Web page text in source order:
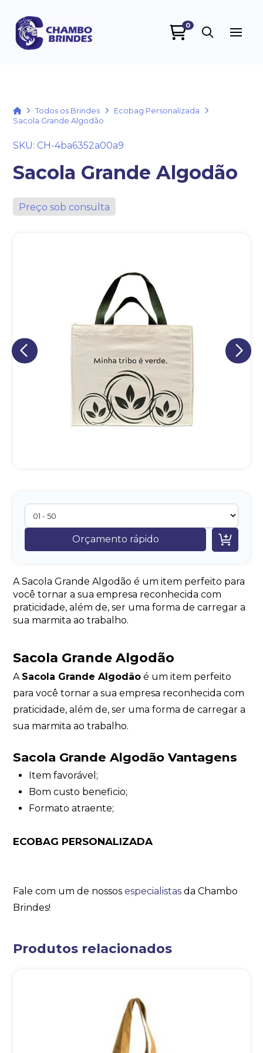
0
HomeTodos os Brindes
Ecobag Personalizada
Sacola Grande Algodão
SKU: CH-4ba6352a00a9
Sacola Grande Algodão
Preço sob consulta
Orçamento rápido 
A Sacola Grande Algodão é um item perfeito para
você tornar a sua empresa reconhecida com
praticidade, além de, ser uma forma de carregar a
sua marmita ao trabalho.
Sacola Grande Algodão
A Sacola Grande Algodão é um item perfeito
para você tornar a sua empresa reconhecida com
praticidade, além de, ser uma forma de carregar a
sua marmita ao trabalho.
Sacola Grande Algodão Vantagens
Item favorável;
Bom custo beneficio;
Formato atraente;
ECOBAG PERSONALIZADA
Fale com um de nossosespecialistas da Chambo
Brindes!
Produtos relacionados
+55
Eu concordo em receber comunicações.
A nossa empresa está comprometida a proteger e respeitar
sua privacidade, utilizaremos seus dados apenas para fins
de marketing. Você pode alterar suas preferências a
Iniciar conversa